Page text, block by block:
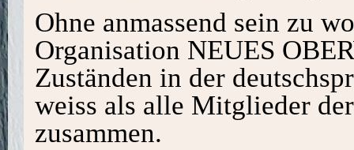
Ohne anmassend sein zu
Organisation NEUES
Zuständen in der
weiss als alle Mitglieder
zusammen.